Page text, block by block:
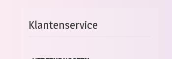
Klantenservice